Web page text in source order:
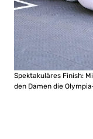
Spektakuläres Finish:
den Damen die